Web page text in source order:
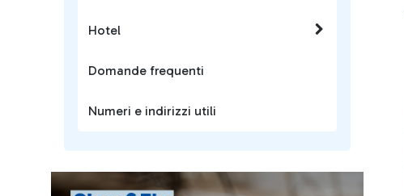
Hotel
Domande frequenti
Numeri e indirizzi utili